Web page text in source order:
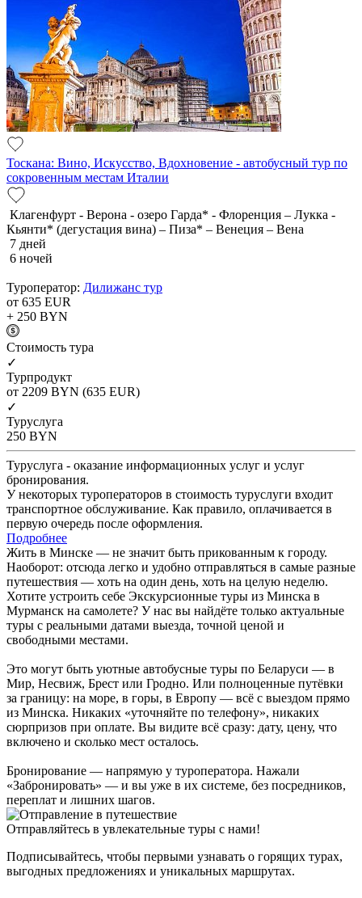
Тоскана: Вино, Искусство, Вдохновение - автобусный тур по
сокровенным местам Италии
Клагенфурт - Верона - озеро Гарда* - Флоренция – Лукка -
Кьянти* (дегустация вина) – Пиза* – Венеция – Вена
7 дней
6 ночей
Туроператор: Дилижанс тур
от 635 EUR
+ 250 BYN
Cтоимость тура
✓
Турпродукт
от 2209 BYN (635 EUR)
✓
Туруслуга
250 BYN
Туруслуга - оказание информационных услуг и услуг
бронирования.
У некоторых туроператоров в стоимость туруслуги входит
транспортное обслуживание. Как правило, оплачивается в
первую очередь после оформления.
Подробнее
Жить в Минске — не значит быть прикованным к городу.
Наоборот: отсюда легко и удобно отправляться в самые разные
путешествия — хоть на один день, хоть на целую неделю.
Хотите устроить себе Экскурсионные туры из Минска в
Мурманск на самолете? У нас вы найдёте только актуальные
туры с реальными датами выезда, точной ценой и
свободными местами.
Это могут быть уютные автобусные туры по Беларуси — в
Мир, Несвиж, Брест или Гродно. Или полноценные путёвки
за границу: на море, в горы, в Европу — всё с выездом прямо
из Минска. Никаких «уточняйте по телефону», никаких
сюрпризов при оплате. Вы видите всё сразу: дату, цену, что
включено и сколько мест осталось.
Бронирование — напрямую у туроператора. Нажали
«Забронировать» — и вы уже в их системе, без посредников,
переплат и лишних шагов.
Отправляйтесь в увлекательные туры с нами!
Подписывайтесь, чтобы первыми узнавать о горящих турах,
выгодных предложениях и уникальных маршрутах.